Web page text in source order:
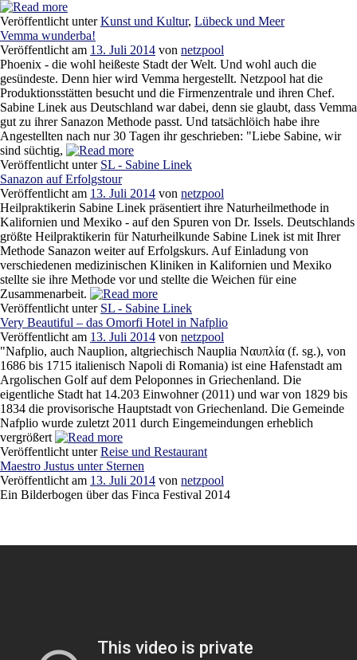
Veröffentlicht unter Kunst und Kultur, Lübeck und Meer
Vemma wunderba!
Veröffentlicht am 13. Juli 2014 von netzpool
Phoenix - die wohl heißeste Stadt der Welt. Und wohl auch die
gesündeste. Denn hier wird Vemma hergestellt. Netzpool hat die
Produktionsstätten besucht und die Firmenzentrale und ihren Chef.
Sabine Linek aus Deutschland war dabei, denn sie glaubt, dass Vemma
gut zu ihrer Sanazon Methode passt. Und tatsächlöich habe ihre
Angestellten nach nur 30 Tagen ihr geschrieben: "Liebe Sabine, wir
sind süchtig,
Veröffentlicht unter SL - Sabine Linek
Sanazon auf Erfolgstour
Veröffentlicht am 13. Juli 2014 von netzpool
Heilpraktikerin Sabine Linek präsentiert ihre Naturheilmethode in
Kalifornien und Mexiko - auf den Spuren von Dr. Issels. Deutschlands
größte Heilpraktikerin für Naturheilkunde Sabine Linek ist mit Ihrer
Methode Sanazon weiter auf Erfolgskurs. Auf Einladung von
verschiedenen medizinischen Kliniken in Kalifornien und Mexiko
stellte sie ihre Methode vor und stellte die Weichen für eine
Zusammenarbeit.
Veröffentlicht unter SL - Sabine Linek
Very Beautiful – das Omorfi Hotel in Nafplio
Veröffentlicht am 13. Juli 2014 von netzpool
"Nafplio, auch Nauplion, altgriechisch Nauplia Ναυπλία (f. sg.), von
1686 bis 1715 italienisch Napoli di Romania) ist eine Hafenstadt am
Argolischen Golf auf dem Peloponnes in Griechenland. Die
eigentliche Stadt hat 14.203 Einwohner (2011) und war von 1829 bis
1834 die provisorische Hauptstadt von Griechenland. Die Gemeinde
Nafplio wurde zuletzt 2011 durch Eingemeindungen erheblich
vergrößert
Veröffentlicht unter Reise und Restaurant
Maestro Justus unter Sternen
Veröffentlicht am 13. Juli 2014 von netzpool
Ein Bilderbogen über das Finca Festival 2014